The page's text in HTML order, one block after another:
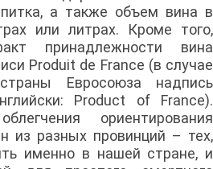
а также объем вина в
или литрах. Кроме того,
принадлежности вина
Produit de France (в случае
Евросоюза надпись
Product of France).
ориентирования
из разных провинций – тех,
именно в нашей стране, и